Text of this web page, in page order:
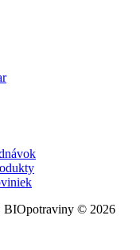
BIOpotraviny © 2026